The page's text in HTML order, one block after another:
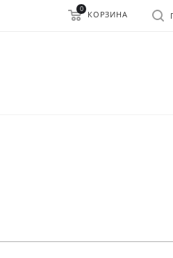
0
КОРЗИНА